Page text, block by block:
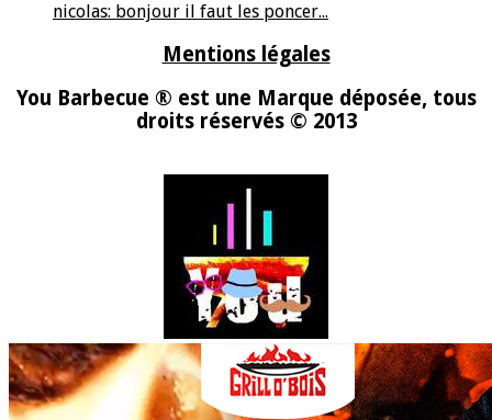
nicolas: bonjour il faut les poncer...
Mentions légales
You Barbecue ® est une Marque déposée, tous
droits réservés © 2013